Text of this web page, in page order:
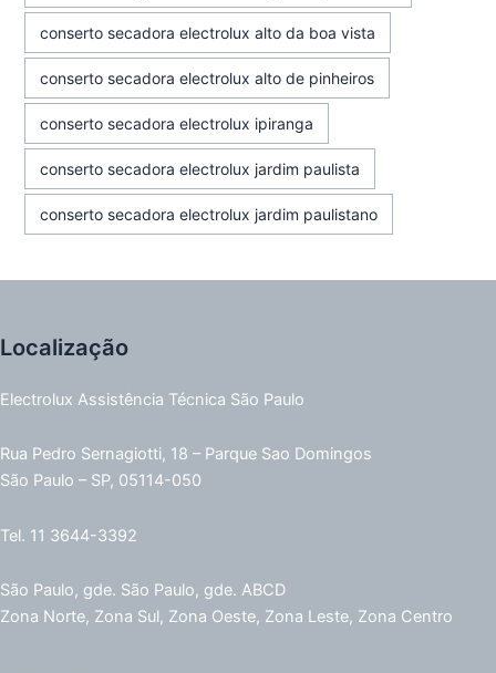
conserto secadora electrolux alto da boa vista
conserto secadora electrolux alto de pinheiros
conserto secadora electrolux ipiranga
conserto secadora electrolux jardim paulista
conserto secadora electrolux jardim paulistano
Localização
Electrolux Assistência Técnica São Paulo
Rua Pedro Sernagiotti, 18 – Parque Sao Domingos
São Paulo – SP, 05114-050
Tel. 11 3644-3392
São Paulo, gde. São Paulo, gde. ABCD
Zona Norte, Zona Sul, Zona Oeste, Zona Leste, Zona Centro